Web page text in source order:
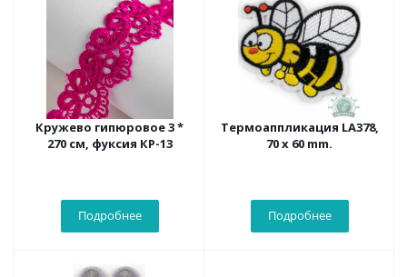
Кружево гипюровое 3 *
270 см, фуксия КР-13
Подробнее
Термоаппликация LA378,
70 х 60 mm.
Подробнее